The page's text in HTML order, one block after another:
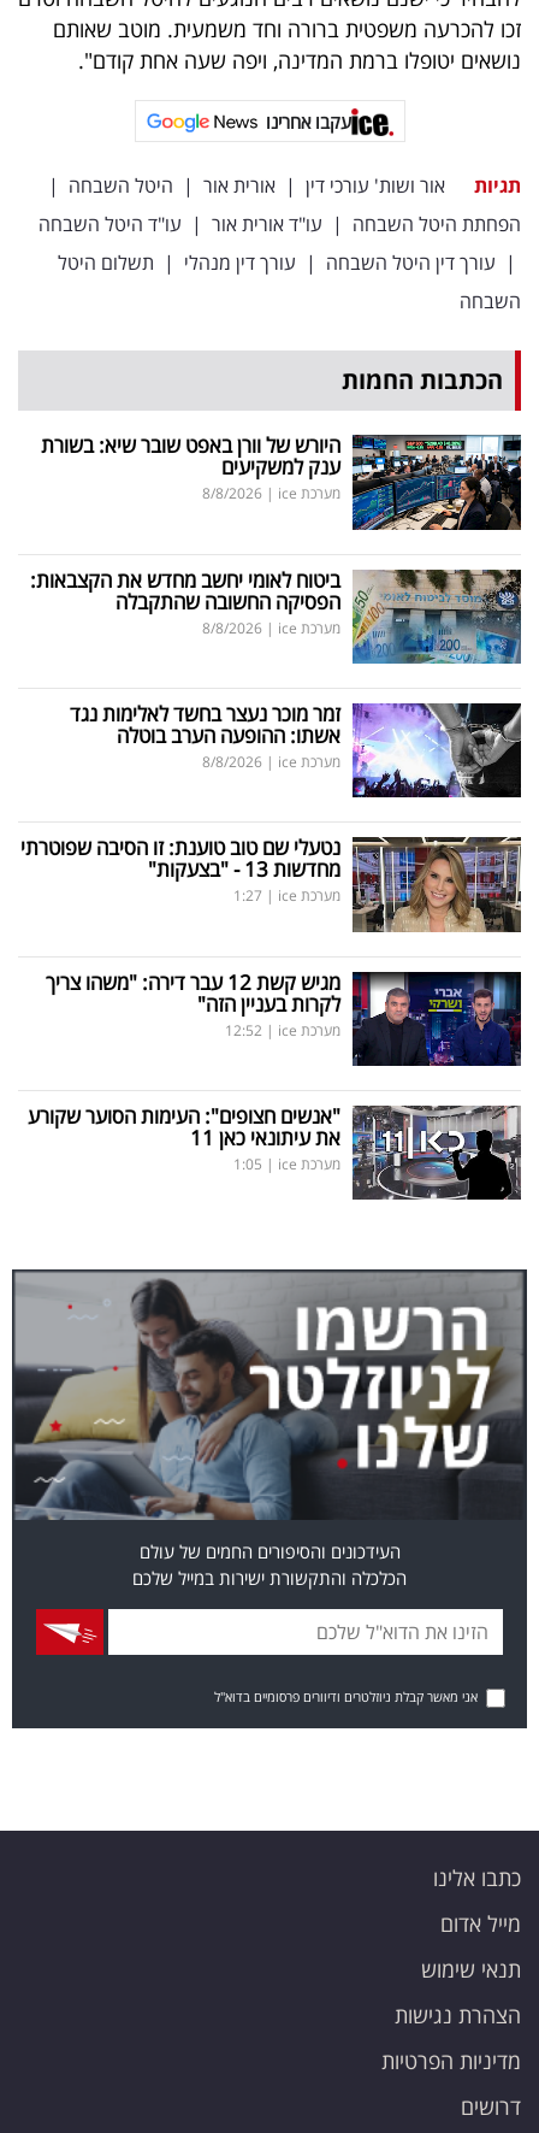
זכו להכרעה משפטית ברורה וחד משמעית. מוטב שאותם
נושאים יטופלו ברמת המדינה, ויפה שעה אחת קודם".
עקבו אחרינו
תגיות אור ושות' עורכי דין | אורית אור | היטל השבחה |
הפחתת היטל השבחה | עו"ד אורית אור | עו"ד היטל השבחה
| עורך דין היטל השבחה | עורך דין מנהלי | תשלום היטל
השבחה
הכתבות החמות
היורש של וורן באפט שובר שיא: בשורת
ענק למשקיעים
מערכת ice |
8/8/2026
ביטוח לאומי יחשב מחדש את הקצבאות:
הפסיקה החשובה שהתקבלה
מערכת ice |
8/8/2026
זמר מוכר נעצר בחשד לאלימות נגד
אשתו: ההופעה הערב בוטלה
מערכת ice |
8/8/2026
נטעלי שם טוב טוענת: זו הסיבה שפוטרתי
מחדשות 13 - "בצעקות"
מערכת ice |
1:27
מגיש קשת 12 עבר דירה: "משהו צריך
לקרות בעניין הזה"
מערכת ice |
12:52
"אנשים חצופים": העימות הסוער שקורע
את עיתונאי כאן 11
מערכת ice |
1:05
העידכונים והסיפורים החמים של עולם
הכלכלה והתקשורת ישירות במייל שלכם
אני מאשר קבלת ניוזלטרים ודיוורים פרסומיים בדוא"ל
כתבו אלינו
מייל אדום
תנאי שימוש
הצהרת נגישות
מדיניות הפרטיות
דרושים